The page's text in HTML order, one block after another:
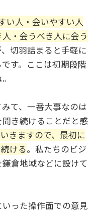
い人・会いやすい人
・会うべき人に会う
切羽詰まると手軽に
す。ここは初期段階
て、一番大事なのは
き続けることだと感
きますので、最初に
ける。私たちのビジ
倉地域などに設けて
った操作面での意見